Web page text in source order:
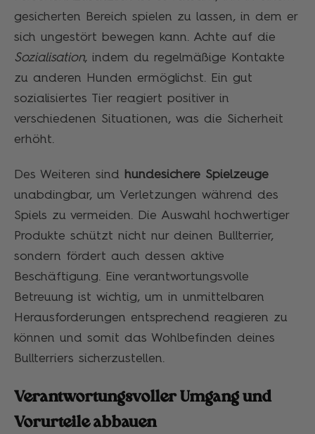
gesicherten Bereich spielen zu lassen, in dem er
sich ungestört bewegen kann. Achte auf die
Sozialisation, indem du regelmäßige Kontakte
zu anderen Hunden ermöglichst. Ein gut
sozialisiertes Tier reagiert positiver in
verschiedenen Situationen, was die Sicherheit
erhöht.
Des Weiteren sind hundesichere Spielzeuge
unabdingbar, um Verletzungen während des
Spiels zu vermeiden. Die Auswahl hochwertiger
Produkte schützt nicht nur deinen Bullterrier,
sondern fördert auch dessen aktive
Beschäftigung. Eine verantwortungsvolle
Betreuung ist wichtig, um in unmittelbaren
Herausforderungen entsprechend reagieren zu
können und somit das Wohlbefinden deines
Bullterriers sicherzustellen.
Verantwortungsvoller Umgang und
Vorurteile abbauen